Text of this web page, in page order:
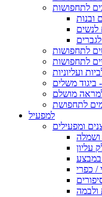
לתחפושות
ובנות
לנשים
לתחפושות
ועליוניות
משלים
מושלם
לתחפושת
למפעיל
ומפעילים
ושמלה
עליון
במבצע
/ כפרי
ולבמה